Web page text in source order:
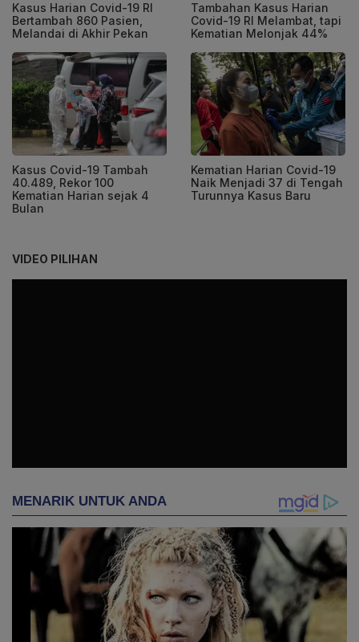
Kasus Harian Covid-19 RI
Bertambah 860 Pasien,
Melandai di Akhir Pekan
Tambahan Kasus Harian
Covid-19 RI Melambat, tapi
Kematian Melonjak 44%
Kasus Covid-19 Tambah
40.489, Rekor 100
Kematian Harian sejak 4
Bulan
Kematian Harian Covid-19
Naik Menjadi 37 di Tengah
Turunnya Kasus Baru
VIDEO PILIHAN